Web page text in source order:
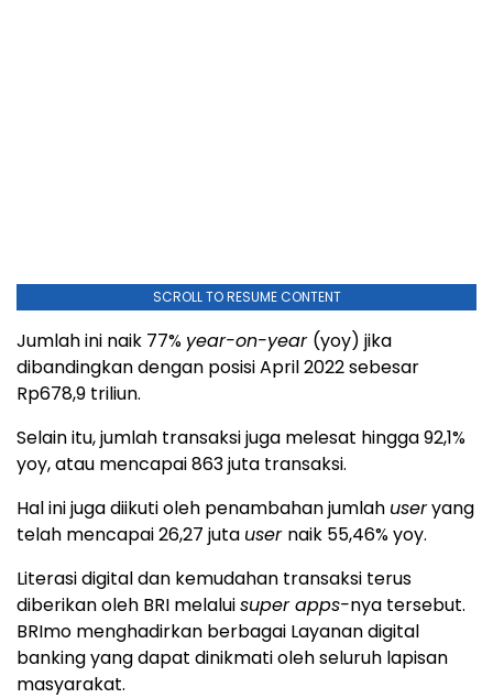
SCROLL TO RESUME CONTENT
Jumlah ini naik 77% year-on-year (yoy) jika
dibandingkan dengan posisi April 2022 sebesar
Rp678,9 triliun.
Selain itu, jumlah transaksi juga melesat hingga 92,1%
yoy, atau mencapai 863 juta transaksi.
Hal ini juga diikuti oleh penambahan jumlah useryang
telah mencapai 26,27 juta user naik 55,46% yoy.
Literasi digital dan kemudahan transaksi terus
diberikan oleh BRI melaluisuper apps-nya tersebut.
BRImo menghadirkan berbagai Layanan digital
banking yang dapat dinikmati oleh seluruh lapisan
masyarakat.